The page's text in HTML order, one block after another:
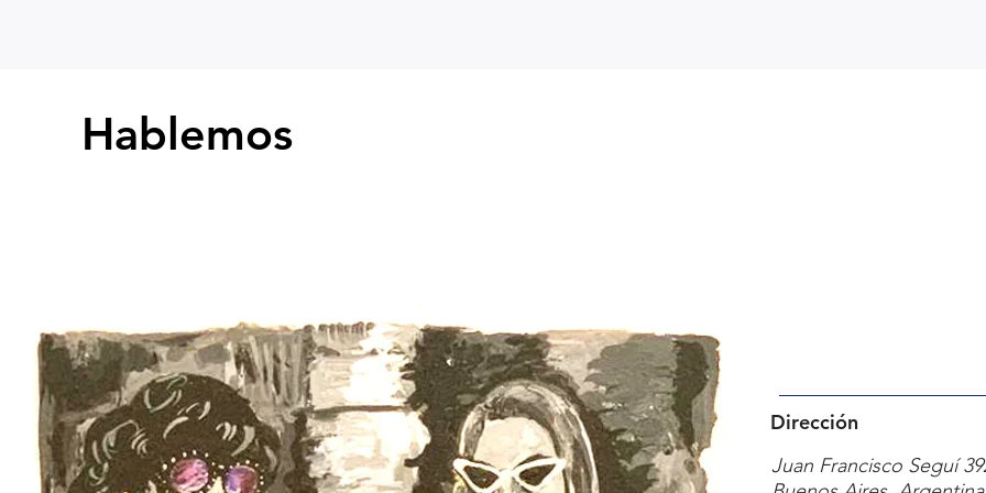
Hablemos
Dirección
Juan Francisco Seguí